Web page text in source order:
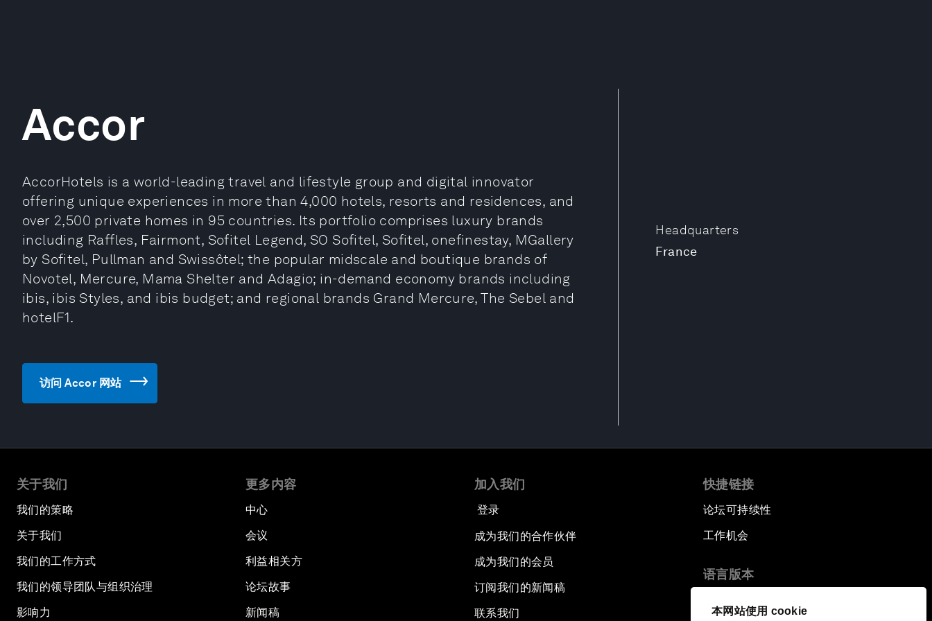
本网站使用 cookie
Headquarters
France
Accor
AccorHotels is a world-leading travel and lifestyle group and digital innovator
offering unique experiences in more than 4,000 hotels, resorts and residences, and
over 2,500 private homes in 95 countries. Its portfolio comprises luxury brands
including Raffles, Fairmont, Sofitel Legend, SO Sofitel, Sofitel, onefinestay, MGallery
by Sofitel, Pullman and Swissôtel; the popular midscale and boutique brands of
Novotel, Mercure, Mama Shelter and Adagio; in-demand economy brands including
ibis, ibis Styles, and ibis budget; and regional brands Grand Mercure, The Sebel and
hotelF1.
访问 Accor 网站
关于我们
我们的策略
关于我们
我们的工作方式
我们的领导团队与组织治理
影响力
更多内容
中心
会议
利益相关方
论坛故事
新闻稿
加入我们
登录
成为我们的合作伙伴
成为我们的会员
订阅我们的新闻稿
联系我们
快捷链接
论坛可持续性
工作机会
语言版本